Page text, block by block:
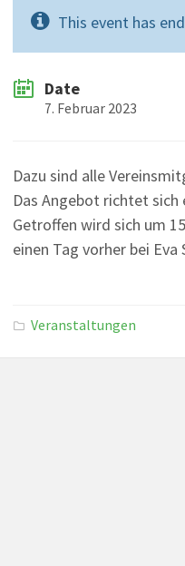
This event has
Date
7. Februar 2023
Dazu sind alle
Das Angebot richtet sich
Getroffen wird sich um
einen Tag vorher bei
Veranstaltungen